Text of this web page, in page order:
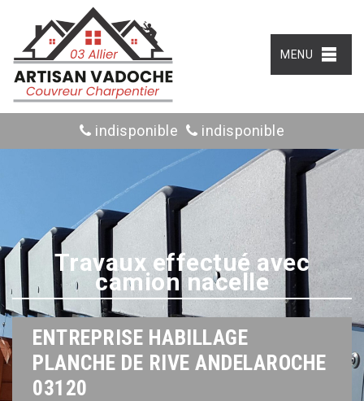
MENU
indisponible indisponible
Travaux effectué avec
camion nacelle
ENTREPRISE HABILLAGE
PLANCHE DE RIVE ANDELAROCHE
03120